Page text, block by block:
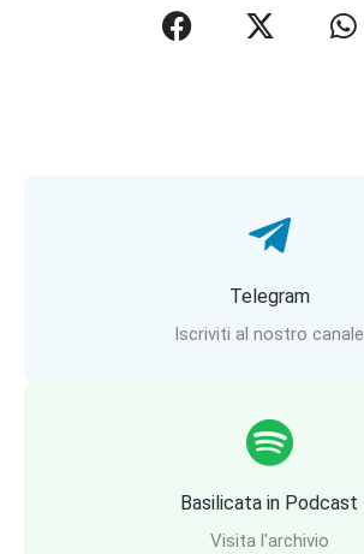
Telegram
Iscriviti al nostro canale
Basilicata in Podcast
Visita l'archivio